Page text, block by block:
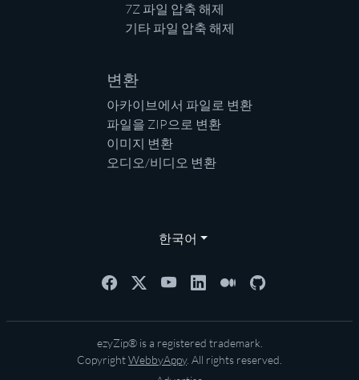
7Z 파일 압축 해제
기타 파일 압축 해제
변환
아카이브에서 파일로 변환
파일을 ZIP으로 변환
이미지 변환
오디오/비디오 변환
한국어
ezyZip® is a registered trademark.
CopyrightWebbyAppy. All rights reserved.